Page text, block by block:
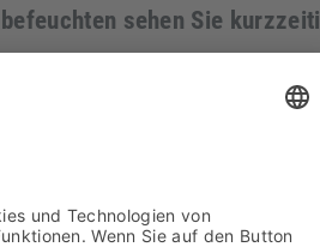
befeuchten sehen Sie
Bei der Verarbeitung und
Das Material, wie
sollte für die Verlegung von
elastischen Trägernetze und
und können im Innen und